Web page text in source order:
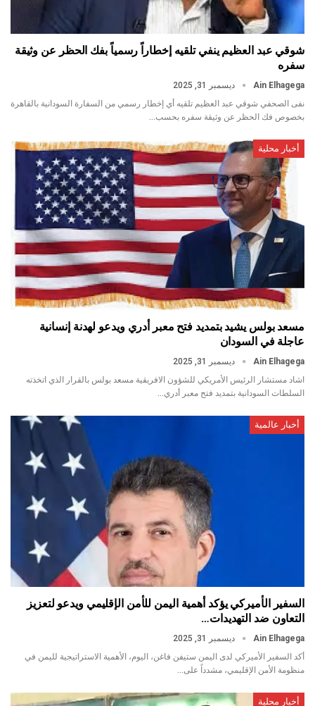
شوقي عبد العظيم ينفي تلقيه إخطاراً رسمياً بفك الحظر عن وثيقة
سفره
Ain Elhagega
ديسمبر 31, 2025
نفى الصحفي شوقي عبد العظيم تلقيه أي إخطار رسمي من السفارة السودانية بالقاهرة
بخصوص فك الحظر عن وثيقة سفره بحسب…
أخبار محلية
مسعد بولس يشيد بتمديد فتح معبر أدري ويدعو لهدنة إنسانية
عاجلة في السودان
Ain Elhagega
ديسمبر 31, 2025
اشاد مستشار الرئيس الأمريكي للشؤون الافريقية مسعد بولس بالقرار الذي اتخذته
السلطات السودانية بتمديد فتح معبر أدري…
أخبار عالمية
السفير الأميركي يؤكد أهمية اليمن للأمن الإقليمي ويدعو لتعزيز
التعاون ضد التهديدات…
Ain Elhagega
ديسمبر 31, 2025
أكد السفير الأميركي لدى اليمن ستيفن فاغن، اليوم، الأهمية الاستراتيجية لليمن في
منظومة الأمن الإقليمي، مشدداً على…
أخبار محلية